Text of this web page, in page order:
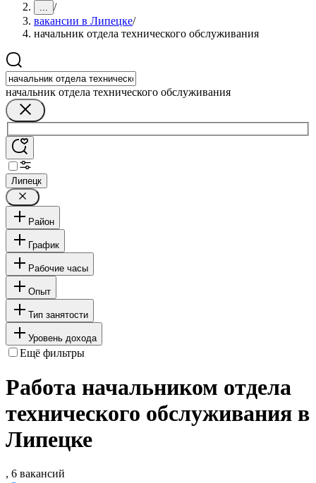
... /
вакансии в Липецке/
начальник отдела технического обслуживания
начальник отдела технического обслуживания
Липецк
Район
График
Рабочие часы
Опыт
Тип занятости
Уровень дохода
Ещё фильтры
Работа начальником отдела
технического обслуживания в
Липецке
, 6 вакансий